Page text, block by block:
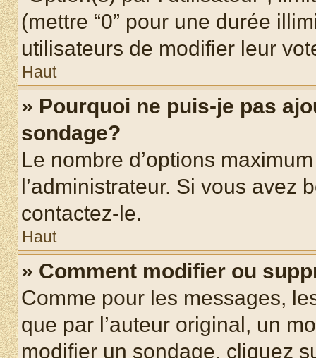
(mettre “0” pour une durée
utilisateurs de modifier leur
Haut
» Pourquoi ne puis-je pas
sondage?
Le nombre d’options
l’administrateur. Si vous avez
contactez-le.
Haut
» Comment modifier ou
Comme pour les messages,
que par l’auteur original, un
modifier un sondage, cliquez